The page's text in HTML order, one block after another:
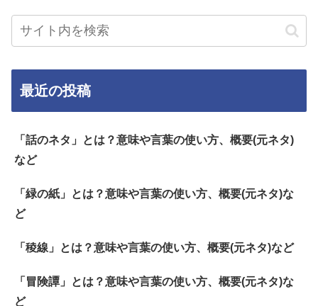
最近の投稿
「話のネタ」とは？意味や言葉の使い方、概要(元ネタ)
など
「緑の紙」とは？意味や言葉の使い方、概要(元ネタ)な
ど
「稜線」とは？意味や言葉の使い方、概要(元ネタ)など
「冒険譚」とは？意味や言葉の使い方、概要(元ネタ)な
ど